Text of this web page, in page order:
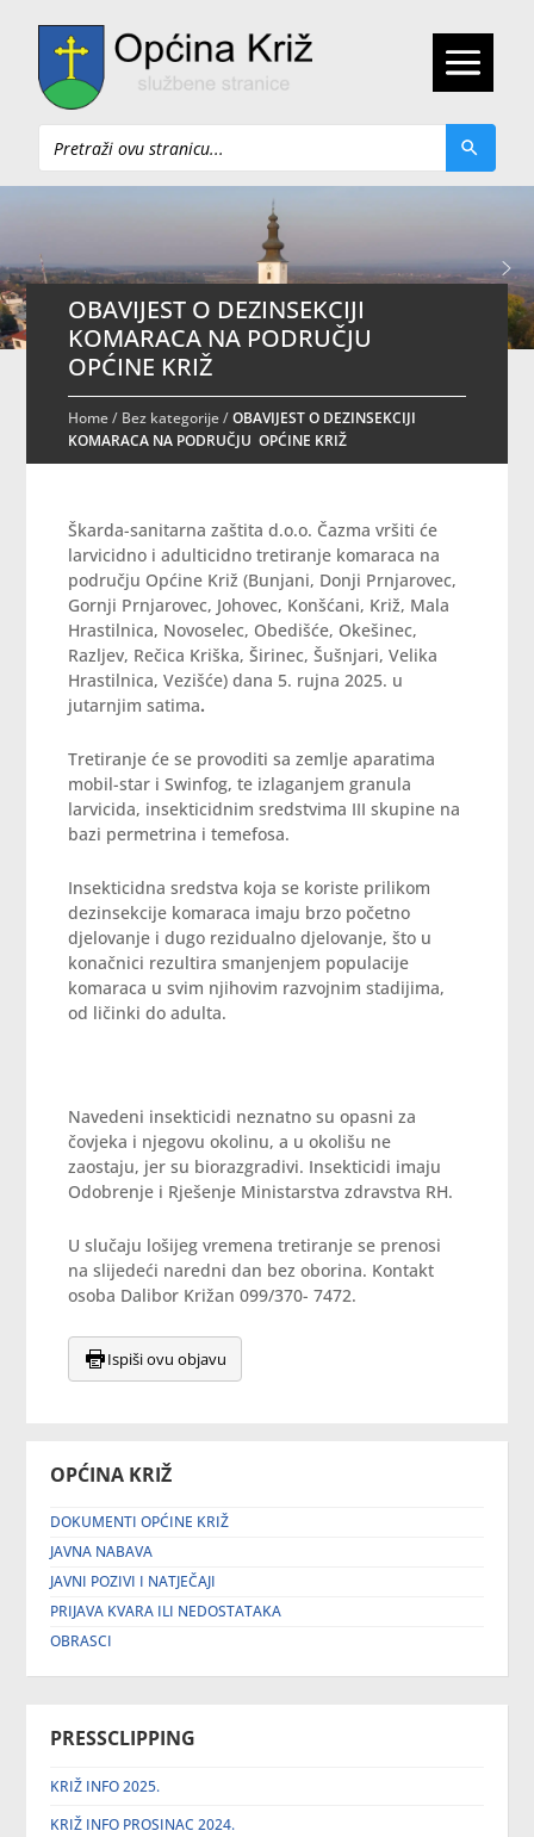
Pretraži
OPĆINA KRIŽ
DOKUMENTI OPĆINE KRIŽ
JAVNA NABAVA
JAVNI POZIVI I NATJEČAJI
PRIJAVA KVARA ILI NEDOSTATAKA
OBRASCI
PRESSCLIPPING
KRIŽ INFO 2025.
KRIŽ INFO PROSINAC 2024.
OBAVIJEST O DEZINSEKCIJI
KOMARACA NA PODRUČJU
OPĆINE KRIŽ
Home/ Bez kategorije/OBAVIJEST O DEZINSEKCIJI
KOMARACA NA PODRUČJU OPĆINE KRIŽ
Škarda-sanitarna zaštita d.o.o. Čazma vršiti će
larvicidno i adulticidno tretiranje komaraca na
području Općine Križ (Bunjani, Donji Prnjarovec,
Gornji Prnjarovec, Johovec, Konšćani, Križ, Mala
Hrastilnica, Novoselec, Obedišće, Okešinec,
Razljev, Rečica Kriška, Širinec, Šušnjari, Velika
Hrastilnica, Vezišće) dana 5. rujna 2025. u
jutarnjim satima.
Tretiranje će se provoditi sa zemlje aparatima
mobil-star i Swinfog, te izlaganjem granula
larvicida, insekticidnim sredstvima III skupine na
bazi permetrina i temefosa.
Insekticidna sredstva koja se koriste prilikom
dezinsekcije komaraca imaju brzo početno
djelovanje i dugo rezidualno djelovanje, što u
konačnici rezultira smanjenjem populacije
komaraca u svim njihovim razvojnim stadijima,
od ličinki do adulta.
Navedeni insekticidi neznatno su opasni za
čovjeka i njegovu okolinu, a u okolišu ne
zaostaju, jer su biorazgradivi. Insekticidi imaju
Odobrenje i Rješenje Ministarstva zdravstva RH.
U slučaju lošijeg vremena tretiranje se prenosi
na slijedeći naredni dan bez oborina. Kontakt
osoba Dalibor Križan 099/370- 7472.
Ispiši ovu objavu